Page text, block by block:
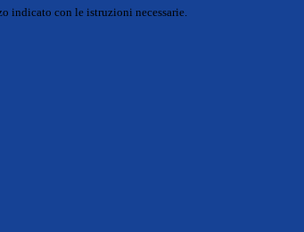
indicato con le istruzioni necessarie.